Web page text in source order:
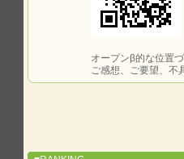
オープンβ的な位置づ
ご感想、ご要望、不